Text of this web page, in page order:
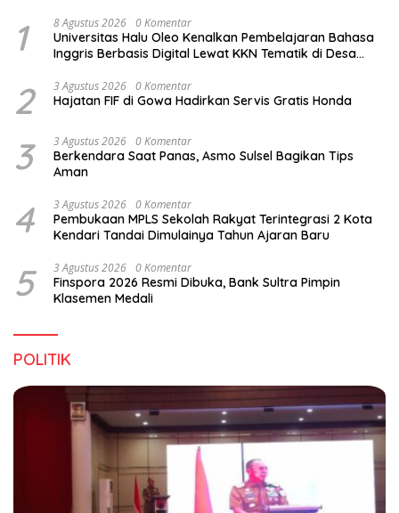
1 8 Agustus 2026 0 Komentar
Universitas Halu Oleo Kenalkan Pembelajaran Bahasa
Inggris Berbasis Digital Lewat KKN Tematik di Desa
2 3 Agustus 2026 0 Komentar
Hajatan FIF di Gowa Hadirkan Servis Gratis Honda
3 3 Agustus 2026 0 Komentar
Berkendara Saat Panas, Asmo Sulsel Bagikan Tips
Aman
4 3 Agustus 2026 0 Komentar
Pembukaan MPLS Sekolah Rakyat Terintegrasi 2 Kota
Kendari Tandai Dimulainya Tahun Ajaran Baru
5 3 Agustus 2026 0 Komentar
Finspora 2026 Resmi Dibuka, Bank Sultra Pimpin
Klasemen Medali
POLITIK